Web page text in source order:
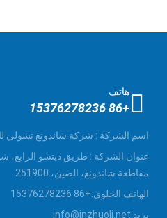
هاتف
+86 15376278236
اسم الشركة : شركة شاندونغ تشولي
عنوان الشركة : طريق ديتشو الرابع،
مقاطعة شاندونغ، الصين، 251900
الهاتف الخلوي:+86 15376278236
بريد:info@jnzhuoli.net